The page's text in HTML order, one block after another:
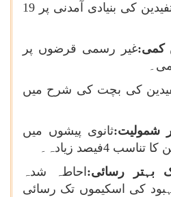
مستفیدین کی بنیادی آمدنی پر 19
کمی:غیر رسمی قرضوں پر
کی بچت کی شرح میں
شمولیت:ثانوی پیشوں میں
4فیصد زیادہ۔
بہتر رسائی: احاطہ شدہ
کی اسکیموں تک رسائی